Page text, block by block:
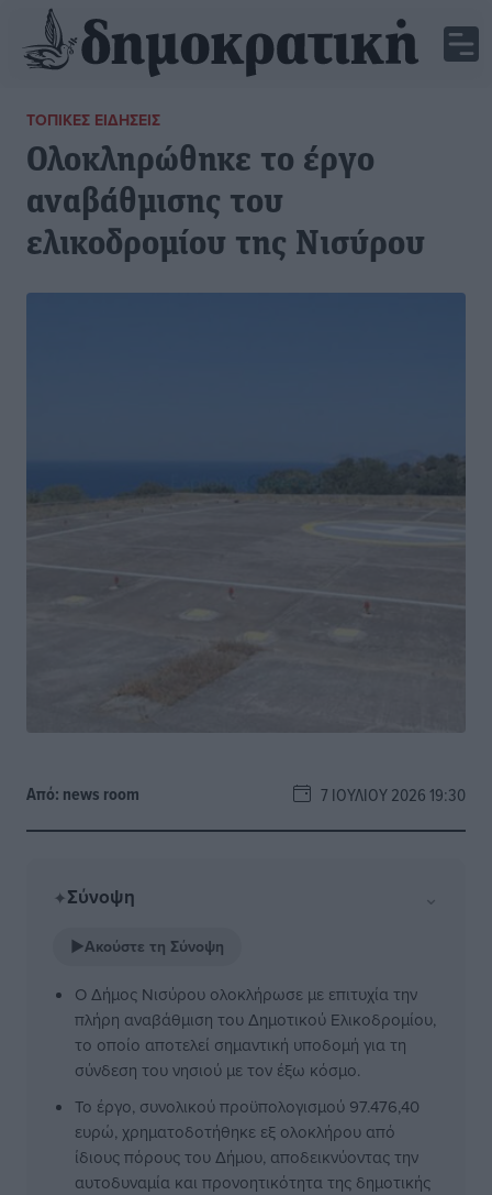
ΤΟΠΙΚΈΣ ΕΙΔΉΣΕΙΣ
Ολοκληρώθηκε το έργο
αναβάθμισης του
ελικοδρομίου της Νισύρου
Από: news room 7 ΙΟΥΛΊΟΥ 2026 19:30
✦Σύνοψη ⌄
▶Ακούστε τη Σύνοψη
Ο Δήμος Νισύρου ολοκλήρωσε με επιτυχία την
πλήρη αναβάθμιση του Δημοτικού Ελικοδρομίου,
το οποίο αποτελεί σημαντική υποδομή για τη
σύνδεση του νησιού με τον έξω κόσμο.
Το έργο, συνολικού προϋπολογισμού 97.476,40
ευρώ, χρηματοδοτήθηκε εξ ολοκλήρου από
ίδιους πόρους του Δήμου, αποδεικνύοντας την
αυτοδυναμία και προνοητικότητα της δημοτικής